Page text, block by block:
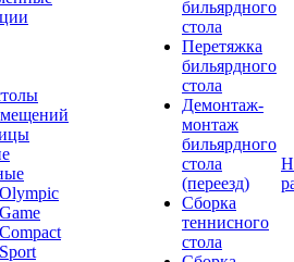
бильярдного
стола
Перетяжка
бильярдного
стола
Демонтаж-
монтаж
бильярдного
стола
(переезд)
Сборка
теннисного
стола